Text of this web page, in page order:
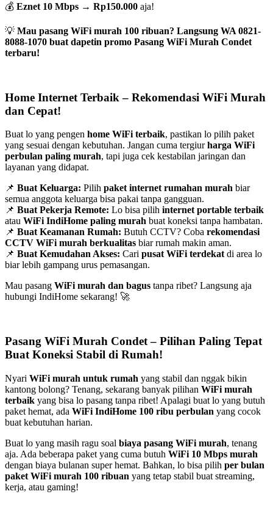
💰 Eznet 10 Mbps → Rp150.000 aja!
💡 Mau pasang WiFi murah 100 ribuan? Langsung WA 0821-
8088-1070 buat dapetin promo Pasang WiFi Murah Condet
terbaru!
Home Internet Terbaik – Rekomendasi WiFi Murah
dan Cepat!
Buat lo yang pengen home WiFi terbaik, pastikan lo pilih paket
yang sesuai dengan kebutuhan. Jangan cuma tergiurharga WiFi
perbulan paling murah, tapi juga cek kestabilan jaringan dan
layanan yang didapat.
📌 Buat Keluarga: Pilih paket internet rumahan murah biar
semua anggota keluarga bisa pakai tanpa gangguan.
📌 Buat Pekerja Remote: Lo bisa pilih internet portable terbaik
atau WiFi IndiHome paling murah buat koneksi tanpa hambatan.
📌 Buat Keamanan Rumah: Butuh CCTV? Coba rekomendasi
CCTV WiFi murah berkualitas biar rumah makin aman.
📌 Buat Kemudahan Akses: Cari pusat WiFi terdekat di area lo
biar lebih gampang urus pemasangan.
Mau pasang WiFi murah dan bagus tanpa ribet? Langsung aja
hubungi IndiHome sekarang! 🚀
Pasang WiFi Murah Condet – Pilihan Paling Tepat
Buat Koneksi Stabil di Rumah!
Nyari WiFi murah untuk rumah yang stabil dan nggak bikin
kantong bolong? Tenang, sekarang banyak pilihan WiFi murah
terbaik yang bisa lo pasang tanpa ribet! Apalagi buat lo yang butuh
paket hemat, ada WiFi IndiHome 100 ribu perbulan yang cocok
buat kebutuhan harian.
Buat lo yang masih ragu soal biaya pasang WiFi murah, tenang
aja. Ada beberapa paket yang cuma butuh WiFi 10 Mbps murah
dengan biaya bulanan super hemat. Bahkan, lo bisa pilih per bulan
paket WiFi murah 100 ribuan yang tetap stabil buat streaming,
kerja, atau gaming!